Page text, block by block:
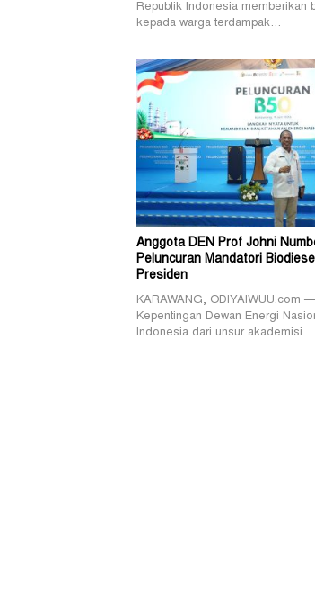
Republik Indonesia memberikan
kepada warga terdampak…
Anggota DEN Prof Johni
Peluncuran Mandatori
Presiden
KARAWANG, ODIYAIWUU.com
Kepentingan Dewan Energi
Indonesia dari unsur akademisi…